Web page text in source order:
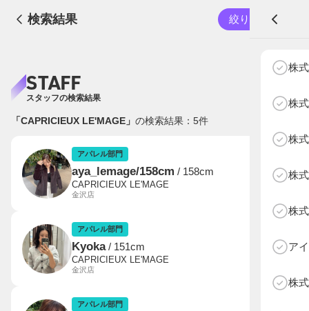
HOME
NEWS
ABOUT SOTY
投票方法
Follow Us
A
株
株
株
株
株
ア
株
検索結果 絞り込む
STAFF
スタッフの検索結果
「CAPRICIEUX LE'MAGE」 の検索結果： 5件
アパレル部門
aya_lemage/158cm / 158cm
CAPRICIEUX LE'MAGE
金沢店
アパレル部門
Kyoka/ 151cm
CAPRICIEUX LE'MAGE
金沢店
アパレル部門